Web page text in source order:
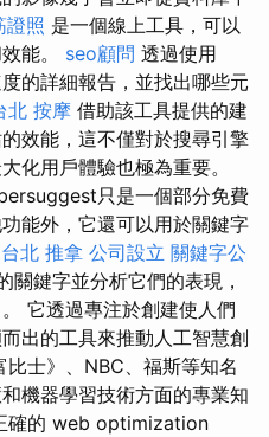
證照 是一個線上工具，可以
能。 seo顧問 透過使用
的詳細報告，並找出哪些元
北 按摩 借助該工具提供的建
效能，這不僅對於搜尋引擎
化用戶體驗也極為重要。
只是一個部分免費
能外，它還可以用於關鍵字
台北 推拿 公司設立 關鍵字公
關鍵字並分析它們的表現，
它透過專注於創建使人們
出的工具來推動人工智慧創
士》、NBC、福斯等知名
機器學習技術方面的專業知
確的 web optimization